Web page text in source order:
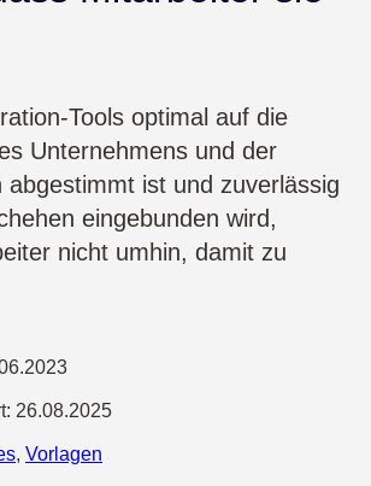
Tools optimal auf die
Unternehmens und der
abgestimmt ist und zuverlässig
eingebunden wird,
nicht umhin, damit zu
26.08.2025
, Vorlagen